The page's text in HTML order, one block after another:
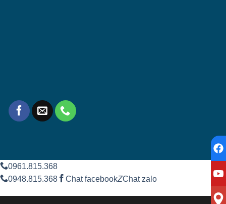
0961.815.368
0948.815.368
Chat facebookZChat zalo